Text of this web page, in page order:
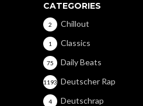
CATEGORIES
Chillout
2
Classics
1
Daily Beats
75
Deutscher Rap
1193
Deutschrap
4